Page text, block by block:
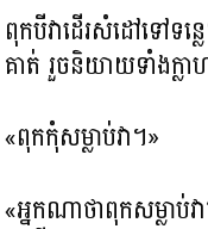
ពុកបីវាដើរសំដៅទៅទន្
គាត់ រួចនិយាយទាំងក្លា
«ពុកកុំសម្លាប់វា។»
«អ្នកណាថាពុកសម្លាប់វ